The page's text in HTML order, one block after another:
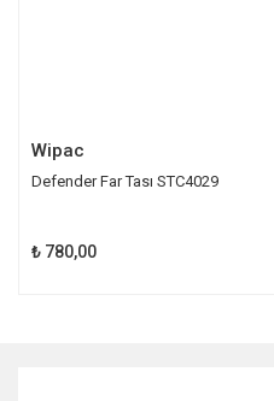
Wipac
Defender Far Tası STC4029
₺ 780,00